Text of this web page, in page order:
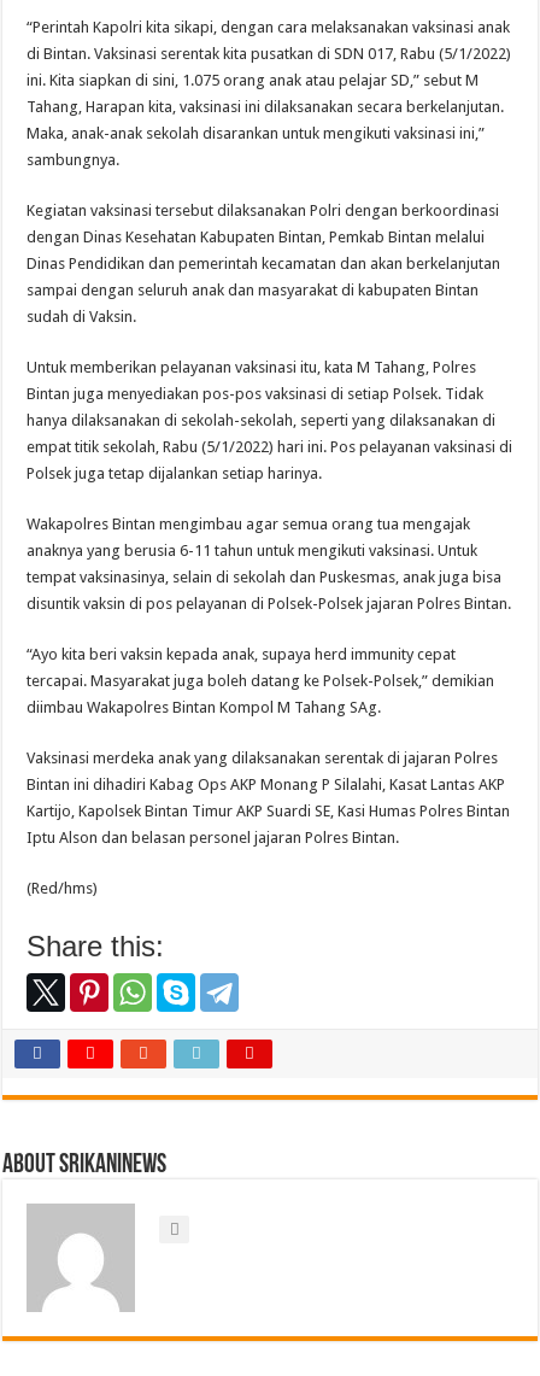
“Perintah Kapolri kita sikapi, dengan cara melaksanakan vaksinasi anak
di Bintan. Vaksinasi serentak kita pusatkan di SDN 017, Rabu (5/1/2022)
ini. Kita siapkan di sini, 1.075 orang anak atau pelajar SD,” sebut M
Tahang, Harapan kita, vaksinasi ini dilaksanakan secara berkelanjutan.
Maka, anak-anak sekolah disarankan untuk mengikuti vaksinasi ini,”
sambungnya.
Kegiatan vaksinasi tersebut dilaksanakan Polri dengan berkoordinasi
dengan Dinas Kesehatan Kabupaten Bintan, Pemkab Bintan melalui
Dinas Pendidikan dan pemerintah kecamatan dan akan berkelanjutan
sampai dengan seluruh anak dan masyarakat di kabupaten Bintan
sudah di Vaksin.
Untuk memberikan pelayanan vaksinasi itu, kata M Tahang, Polres
Bintan juga menyediakan pos-pos vaksinasi di setiap Polsek. Tidak
hanya dilaksanakan di sekolah-sekolah, seperti yang dilaksanakan di
empat titik sekolah, Rabu (5/1/2022) hari ini. Pos pelayanan vaksinasi di
Polsek juga tetap dijalankan setiap harinya.
Wakapolres Bintan mengimbau agar semua orang tua mengajak
anaknya yang berusia 6-11 tahun untuk mengikuti vaksinasi. Untuk
tempat vaksinasinya, selain di sekolah dan Puskesmas, anak juga bisa
disuntik vaksin di pos pelayanan di Polsek-Polsek jajaran Polres Bintan.
“Ayo kita beri vaksin kepada anak, supaya herd immunity cepat
tercapai. Masyarakat juga boleh datang ke Polsek-Polsek,” demikian
diimbau Wakapolres Bintan Kompol M Tahang SAg.
Vaksinasi merdeka anak yang dilaksanakan serentak di jajaran Polres
Bintan ini dihadiri Kabag Ops AKP Monang P Silalahi, Kasat Lantas AKP
Kartijo, Kapolsek Bintan Timur AKP Suardi SE, Kasi Humas Polres Bintan
Iptu Alson dan belasan personel jajaran Polres Bintan.
(Red/hms)
Share this:
About srikaninews